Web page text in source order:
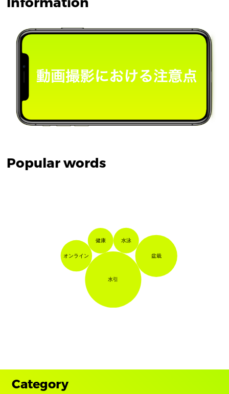
Popular words
水泳
健康
オンライン 盆栽
水引
Category